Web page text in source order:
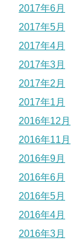
2017年6月
2017年5月
2017年4月
2017年3月
2017年2月
2017年1月
2016年12月
2016年11月
2016年9月
2016年6月
2016年5月
2016年4月
2016年3月